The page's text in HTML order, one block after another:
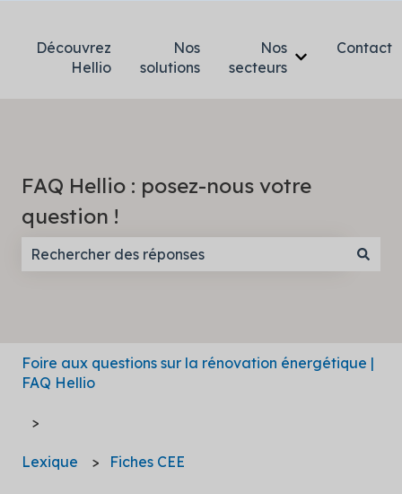
Découvrez
Hellio
Nos
solutions
Nos
secteurs
Afficher le
Contact
FAQ Hellio : posez-nous votre
question !
Foire aux questions sur la rénovation énergétique |
FAQ Hellio
Lexique Fiches CEE